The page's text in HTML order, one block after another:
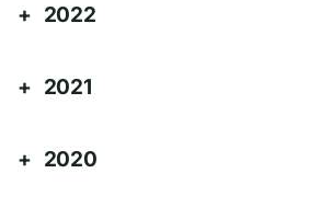
2022
2021
2020